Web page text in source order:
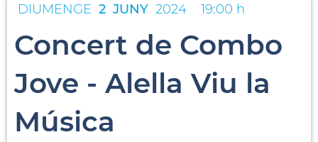
DIUMENGE 2 JUNY 2024 19:00 h
Concert de Combo
Jove - Alella Viu la
Música